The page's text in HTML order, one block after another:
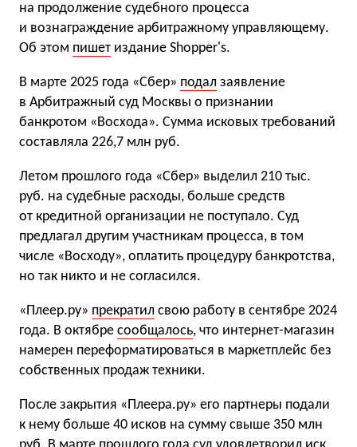
на продолжение судебного процесса
и вознаграждение арбитражному управляющему.
Об этом пишет издание Shopper's.
В марте 2025 года «Сбер» подал заявление
в Арбитражный суд Москвы о признании
банкротом «Восхода». Сумма исковых требований
составляла 226,7 млн руб.
Летом прошлого года «Сбер» выделил 210 тыс.
руб. на судебные расходы, больше средств
от кредитной организации не поступало. Суд
предлагал другим участникам процесса, в том
числе «Восходу», оплатить процедуру банкротства,
но так никто и не согласился.
«Плеер.ру» прекратил свою работу в сентябре 2024
года. В октябре сообщалось, что интернет-магазин
намерен переформатироваться в маркетплейс без
собственных продаж техники.
После закрытия «Плеера.ру» его партнеры подали
к нему больше 40 исков на сумму свыше 350 млн